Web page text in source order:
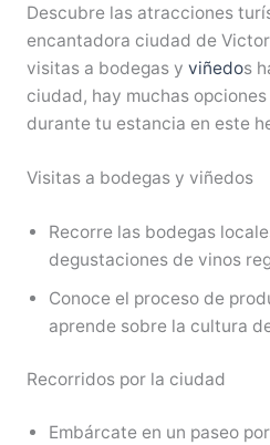
Descubre las atracciones
encantadora ciudad de
visitas a bodegas y viñedos
ciudad, hay muchas
durante tu estancia en este
Visitas a bodegas y viñedos
Recorre las bodegas
degustaciones de vinos
Conoce el proceso de
aprende sobre la cultura
Recorridos por la ciudad
Embárcate en un paseo